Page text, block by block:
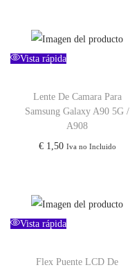
Vista rápida
Lente De Camara Para
Samsung Galaxy A90 5G /
A908
€1,50 Iva no Incluido
Vista rápida
Flex Puente LCD De